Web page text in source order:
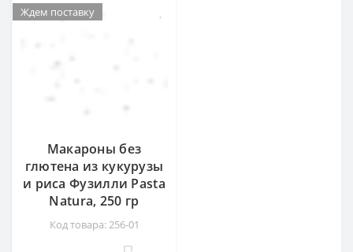
Ждем поставку
Ждем поставку
Макароны без
глютена из кукурузы
и риса Фузилли Pasta
Natura, 250 гр
Код товара: 256-01